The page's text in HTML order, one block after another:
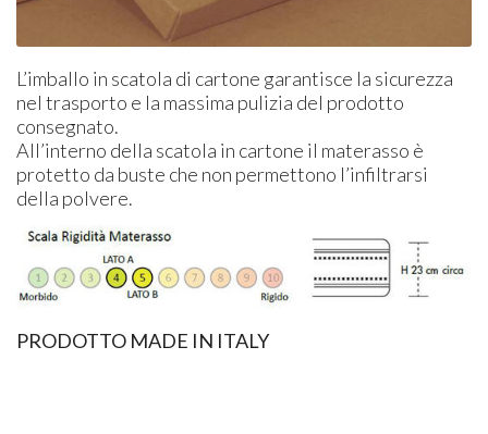
L’imballo in scatola di cartone garantisce la sicurezza
nel trasporto e la massima pulizia del prodotto
consegnato.
All’interno della scatola in cartone il materasso è
protetto da buste che non permettono l’infiltrarsi
della polvere.
PRODOTTO MADE IN ITALY